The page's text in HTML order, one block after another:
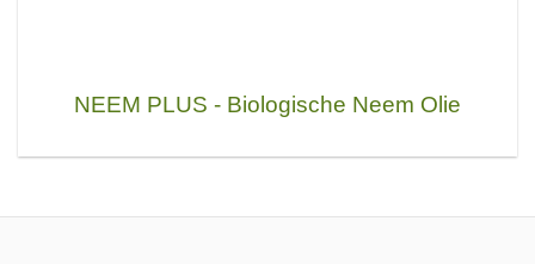
NEEM PLUS - Biologische Neem Olie